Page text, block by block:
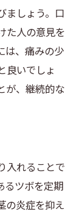
ましょう。口
た人の意見を
は、痛みの少
良いでしょ
が、継続的な
入れることで
るツボを定期
の炎症を抑え